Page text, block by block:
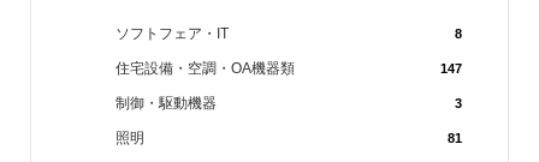
ソフトフェア・IT 8
住宅設備・空調・OA機器類 147
制御・駆動機器 3
照明 81